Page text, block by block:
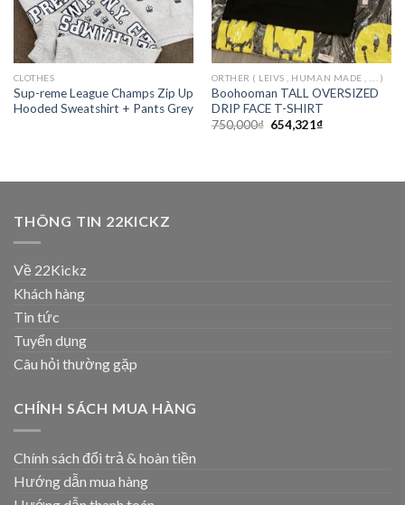
CLOTHES
Sup-reme League Champs Zip Up
Hooded Sweatshirt + Pants Grey
ORTHER ( LEIVS , HUMAN MADE , .... )
Boohooman TALL OVERSIZED
DRIP FACE T-SHIRT
750,000₫ 654,321₫
THÔNG TIN 22KICKZ
Về 22Kickz
Khách hàng
Tin tức
Tuyển dụng
Câu hỏi thường gặp
CHÍNH SÁCH MUA HÀNG
Chính sách đổi trả & hoàn tiền
Hướng dẫn mua hàng